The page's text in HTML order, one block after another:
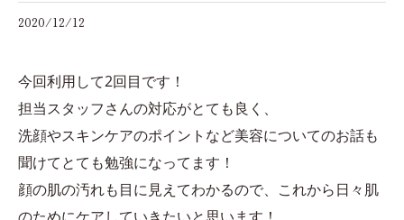
2020/12/12
今回利用して2回目です！
担当スタッフさんの対応がとても良く、
洗顔やスキンケアのポイントなど美容についてのお話も
聞けてとても勉強になってます！
顔の肌の汚れも目に見えてわかるので、これから日々肌